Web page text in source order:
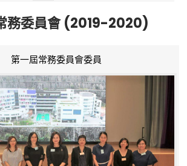
務委員會 (2019-2020)
第一屆常務委員會委員